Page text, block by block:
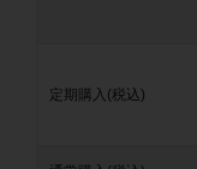
定期購入(税込)